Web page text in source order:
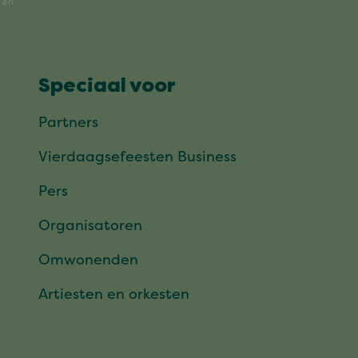
Speciaal voor
Partners
Vierdaagsefeesten Business
Pers
Organisatoren
Omwonenden
Artiesten en orkesten